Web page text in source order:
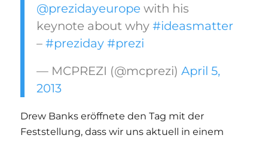
@prezidayeurope with his
keynote about why #ideasmatter
– #preziday #prezi
— MCPREZI (@mcprezi) April 5,
2013
Drew Banks eröffnete den Tag mit der
Feststellung, dass wir uns aktuell in einem